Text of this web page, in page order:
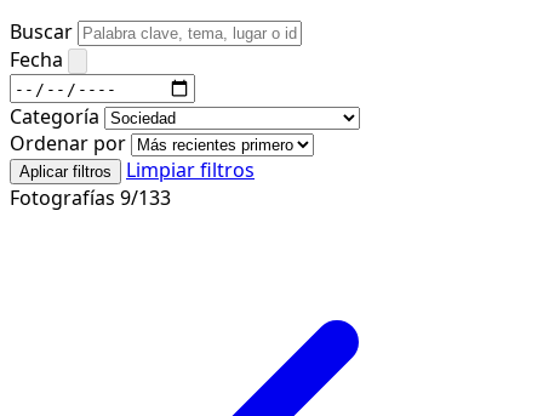
Buscar
Fecha
Categoría
Ordenar por
Aplicar filtros
Limpiar filtros
Fotografías 9/133